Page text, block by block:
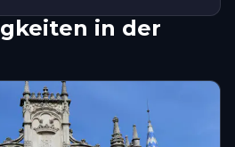
in der